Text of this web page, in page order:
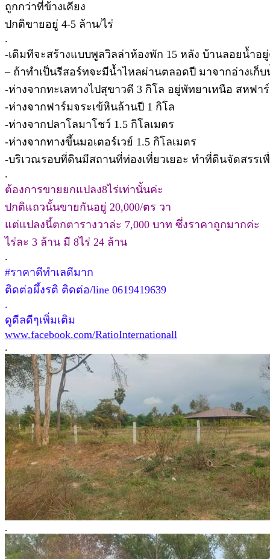
ถูกกว่าที่ข้างเคียง
ปกติขายอยู่ 4-5 ล้าน/ไร่
.
-เดิมทีจะสร้างแบบพูลวิลล่าห้องพัก 15 หลัง บ้านลอยน้ำอ
– ถ้าทำเป็นรีสอร์ทจะมีน้ำไหลผ่านตลอดปี มาจากอ่างเก็
-ห่างจากทะเลทางไปสุขาวดี 3 กิโล อยู่พัทยาเหนือ สหฟา
-ห่างจากฟาร์มจระเข้หินล้านปี 1 กิโล
-ห่างจากปลาโลมาโชว์ 1.5 กิโลเมตร
-ห่างจากทางขึ้นมอเตอร์เวย์ 1.5 กิโลเมตร
-บริเวณรอบที่ดินมีสถานที่ท่องเที่ยวเยอะ ทำที่ดินจัดสรรเ
.
ต้องการขายยกแปลง8ไร่เท่านั้นค่ะ
ปกติแถวนั้นขายกันอยู่ 20,000/ตร วา
แต่แปลงนี้ตกตารางวาล่ะ 7,000 บาท ซึ่งราคาถูกมากค่ะ
ไร่ละ 3 ล้าน มี 8ไร่ 24 ล้าน
.
#ราคาดีทำเลดีมาก
ติดต่อผึ้งรติ ติดต่อ/line 0619419639
.
ดูดีลดีๆเพิ่มเติม
www.facebook.com/RatioInternationall
.
.